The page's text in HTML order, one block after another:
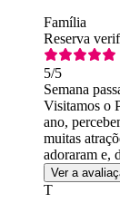
Família
Reserva
5/5
Semana
Visitamos o
ano,
muitas
adoraram e,
Center.
Ver a
T